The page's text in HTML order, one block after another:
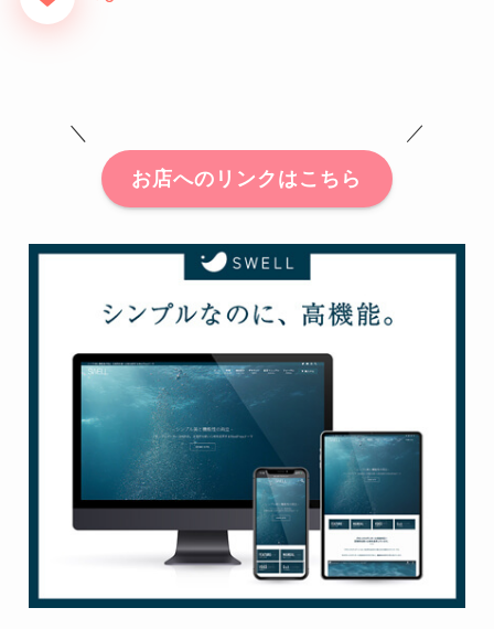
＼ ／
お店へのリンクはこちら